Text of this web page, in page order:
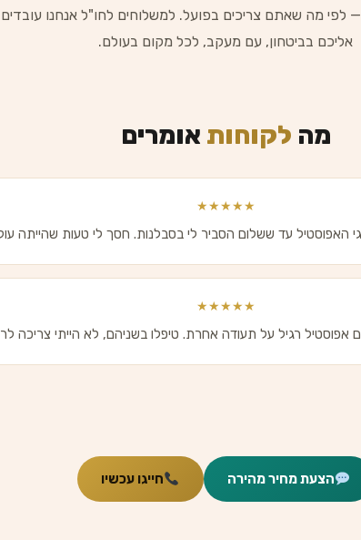
אליכם בביטחון, עם מעקב, לכל מקום בעולם.
מה לקוחות אומרים
★★★★★
האפוסטיל עד ששלום הסביר לי בסבלנות. חסך לי טעות שהייתה
★★★★★
אפוסטיל רגיל על תעודה אחרת. טיפלו בשניהם, לא הייתי צריכה
הצעת מחיר מהירה חייגו עכשיו